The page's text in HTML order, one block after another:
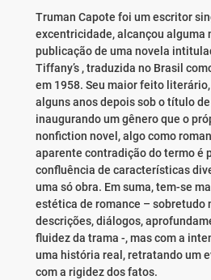
Truman Capote foi um escritor
excentricidade, alcançou alguma
publicação de uma novela
Tiffany’s , traduzida no Brasil
em 1958. Seu maior feito
alguns anos depois sob o título
inaugurando um gênero que o
nonfiction novel, algo como
aparente contradição do termo é
confluência de características
uma só obra. Em suma, tem-se
estética de romance – sobretudo
descrições, diálogos,
fluidez da trama -, mas com a
uma história real, retratando um
com a rigidez dos fatos.